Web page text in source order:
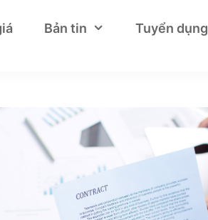
Bản tin Tuyển dụng